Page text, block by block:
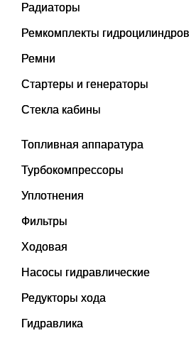
Радиаторы
Ремкомплекты гидроцилиндров
Ремни
Стартеры и генераторы
Стекла кабины
Топливная аппаратура
Турбокомпрессоры
Уплотнения
Фильтры
Ходовая
Насосы гидравлические
Редукторы хода
Гидравлика